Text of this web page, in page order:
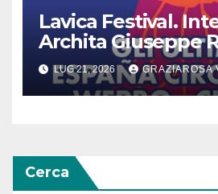
Lavica Festival.
Archita Giuseppe
dell’Associazione
LUG 21, 2026 GRAZIAROSA
Cerca